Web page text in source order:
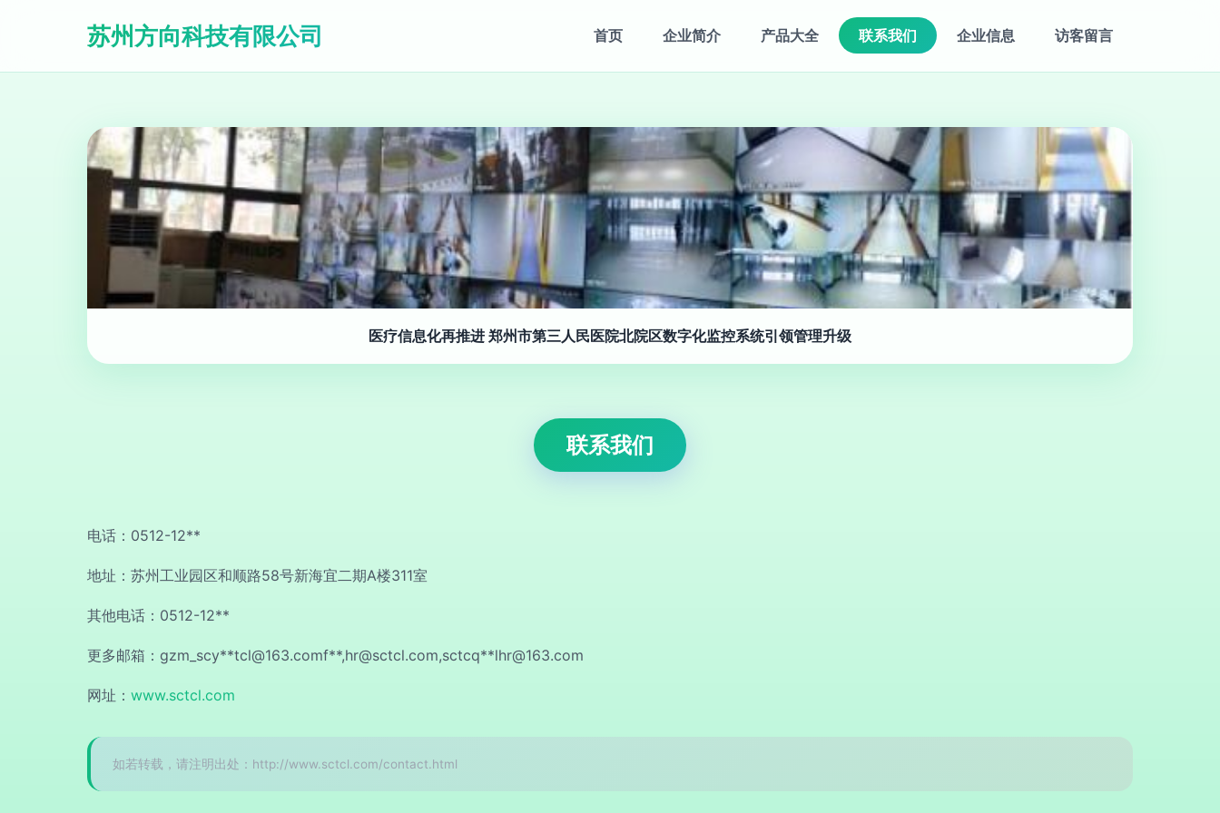
苏州方向科技有限公司 首页 企业简介 产品大全 联系我们 企业信息 访客留言
医疗信息化再推进 郑州市第三人民医院北院区数字化监控系统引领管理升级
联系我们
电话：0512-12**
地址：苏州工业园区和顺路58号新海宜二期A楼311室
其他电话：0512-12**
更多邮箱：gzm_scy**tcl@163.comf**,hr@sctcl.com,sctcq**lhr@163.com
网址： www.sctcl.com
如若转载，请注明出处：http://www.sctcl.com/contact.html